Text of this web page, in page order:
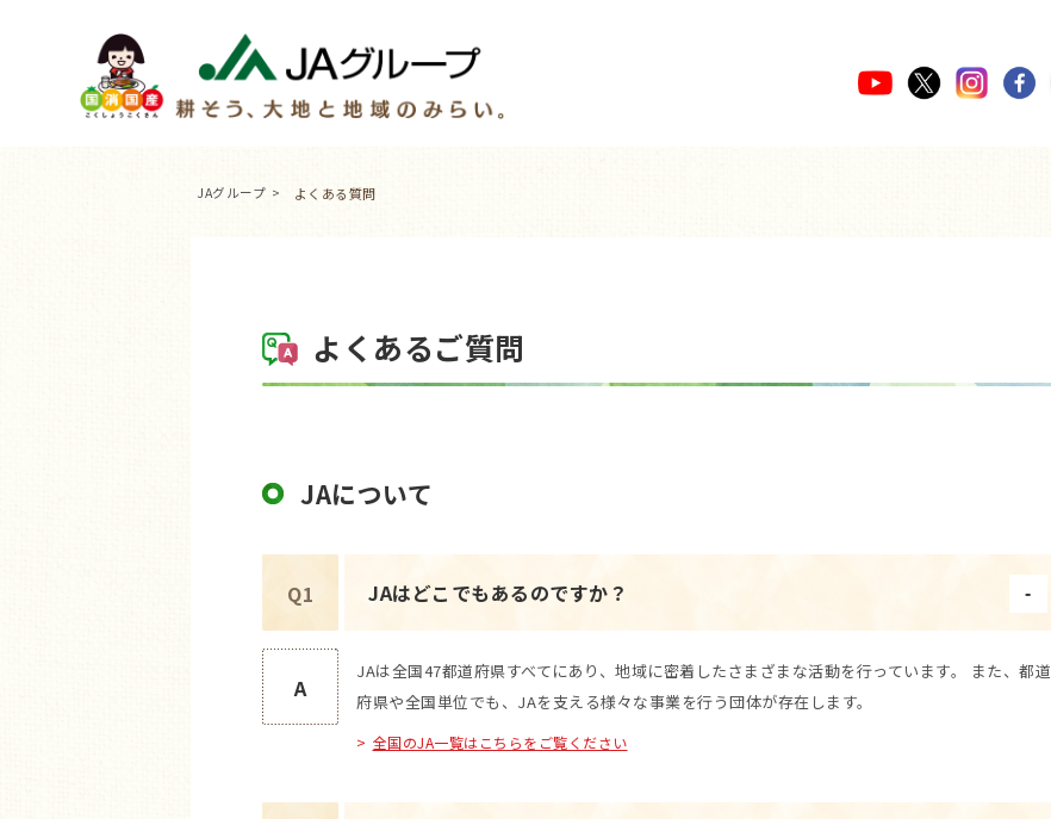
JAグループ よくある質問
よくあるご質問
JAについて
Q1 JAはどこでもあるのですか？
A
JAは全国47都道府県すべてにあり、地域に密着したさまざまな活動を行っています。 また、都道
府県や全国単位でも、JAを支える様々な事業を行う団体が存在します。
全国のJA一覧はこちらをご覧ください